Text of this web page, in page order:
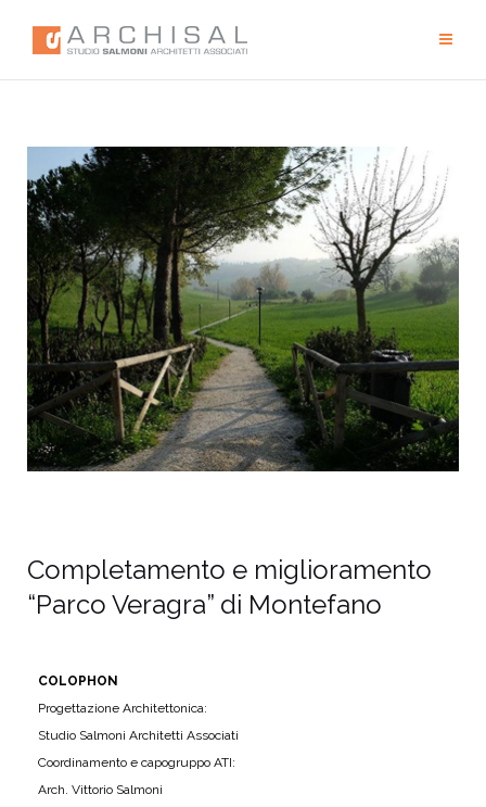
Completamento e miglioramento
“Parco Veragra” di Montefano
COLOPHON
Progettazione Architettonica:
Studio Salmoni Architetti Associati
Coordinamento e capogruppo ATI:
Arch. Vittorio Salmoni